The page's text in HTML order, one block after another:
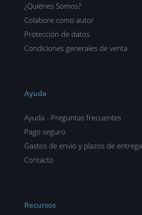
¿Quiénes Somos?
Colabore como autor
Protección de datos
Condiciones generales de venta
Ayuda
Ayuda - Preguntas frecuentes
Pago seguro
Gastos de envío y plazos de entrega
Contacto
Recursos